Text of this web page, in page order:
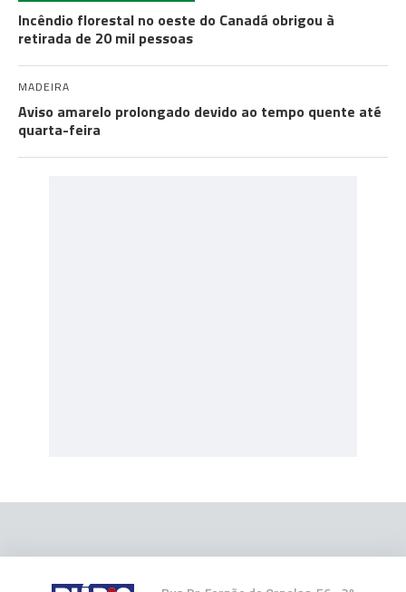
Incêndio florestal no oeste do Canadá obrigou à
retirada de 20 mil pessoas
MADEIRA
Aviso amarelo prolongado devido ao tempo quente até
quarta-feira